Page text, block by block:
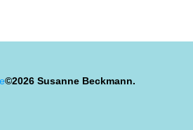
©2026 Susanne Beckmann.